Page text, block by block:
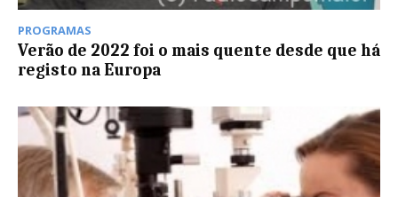
PROGRAMAS
Verão de 2022 foi o mais quente desde que há
registo na Europa